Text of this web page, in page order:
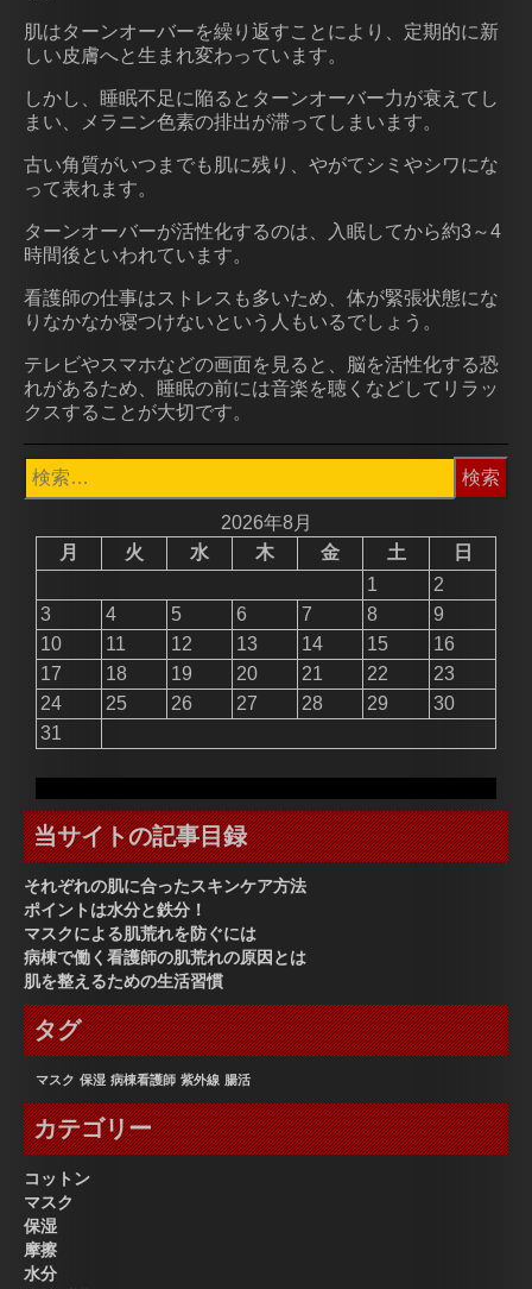
肌はターンオーバーを繰り返すことにより、定期的に新
しい皮膚へと生まれ変わっています。
しかし、睡眠不足に陥るとターンオーバー力が衰えてし
まい、メラニン色素の排出が滞ってしまいます。
古い角質がいつまでも肌に残り、やがてシミやシワにな
って表れます。
ターンオーバーが活性化するのは、入眠してから約3～4
時間後といわれています。
看護師の仕事はストレスも多いため、体が緊張状態にな
りなかなか寝つけないという人もいるでしょう。
テレビやスマホなどの画面を見ると、脳を活性化する恐
れがあるため、睡眠の前には音楽を聴くなどしてリラッ
クスすることが大切です。
検
索:
2026年8月
月
火 水 木 金 土
日
1
2
3
4 5 6 7 8
9
10
11 12 13 14 15
16
17
18 19 20 21 22
23
24
25 26 27 28 29
30
31
当サイトの記事目録
それぞれの肌に合ったスキンケア方法
ポイントは水分と鉄分！
マスクによる肌荒れを防ぐには
病棟で働く看護師の肌荒れの原因とは
肌を整えるための生活習慣
タグ
マスク 保湿 病棟看護師 紫外線 腸活
カテゴリー
コットン
マスク
保湿
摩擦
水分